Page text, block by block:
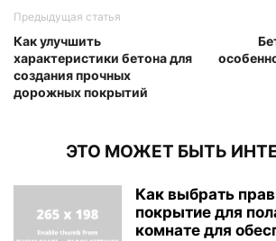
Предыдущая статья
Как улучшить
характеристики бетона для
создания прочных
дорожных покрытий
ЭТО МОЖЕТ БЫТЬ
Как выбрать
покрытие для
комнате для